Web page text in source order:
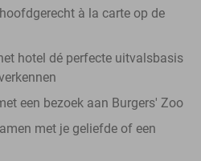
à la carte op de
hotel dé perfecte uitvalsbasis
een bezoek aan Burgers' Zoo
met je geliefde of een